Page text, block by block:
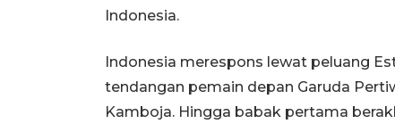
Indonesia.
Indonesia merespons lewat peluang
tendangan pemain depan Garuda
Kamboja. Hingga babak pertama